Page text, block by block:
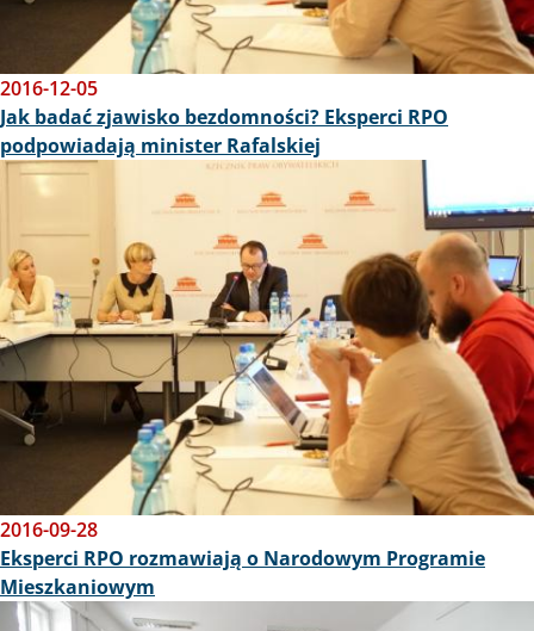
2016-12-05
Jak badać zjawisko bezdomności? Eksperci RPO
podpowiadają minister Rafalskiej
Obraz
2016-09-28
Eksperci RPO rozmawiają o Narodowym Programie
Mieszkaniowym
Obraz